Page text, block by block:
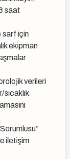
saat
sarf için
ekipman
verileri
iletişim